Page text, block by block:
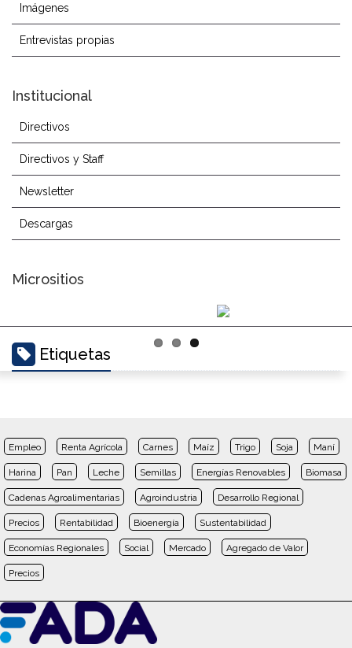
Imágenes
Entrevistas propias
Institucional
Directivos
Directivos y Staff
Newsletter
Descargas
Micrositios
Etiquetas
Empleo Renta Agrícola Carnes Maíz Trigo Soja Maní
Harina Pan Leche Semillas Energías Renovables Biomasa
Cadenas Agroalimentarias Agroindustria Desarrollo Regional
Precios Rentabilidad Bioenergía Sustentabilidad
Economías Regionales Social Mercado Agregado de Valor
Precios